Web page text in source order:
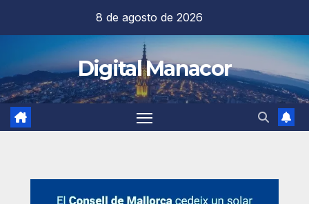
contenido
8 de agosto de 2026
Digital Manacor